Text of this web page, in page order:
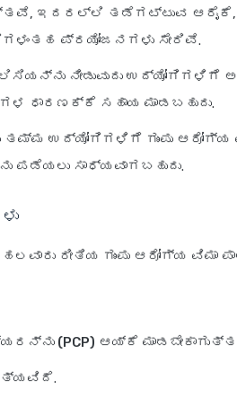
ಇದರಲ್ಲಿ ತಡೆಗಟ್ಟುವ
ಪ್ರಯೋಜನಗಳು ಸೇರಿವೆ.
ನೀಡುವುದು ಉದ್ಯೋಗಿಗಳಿಗೆ
ಧಾರಣಕ್ಕೆ ಸಹಾಯ ಮಾಡಬಹುದು.
ತಮ್ಮ ಉದ್ಯೋಗಿಗಳಿಗೆ ಗುಂಪು
ಪಡೆಯಲು ಸಾಧ್ಯವಾಗಬಹುದು.
ರೀತಿಯ ಗುಂಪು ಆರೋಗ್ಯ ವಿಮಾ
(PCP) ಆಯ್ಕೆ
.